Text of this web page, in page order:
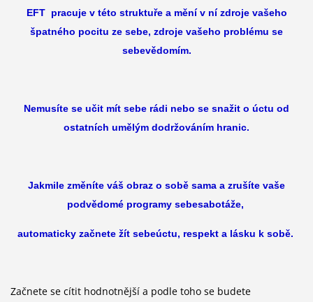
EFT pracuje v této struktuře a mění v ní zdroje vašeho
špatného pocitu ze sebe, zdroje vašeho problému se
sebevědomím.
Nemusíte se učit mít sebe rádi nebo se snažit o úctu od
ostatních umělým dodržováním hranic.
Jakmile změníte váš obraz o sobě sama a zrušíte vaše
podvědomé programy sebesabotáže,
automaticky začnete žít sebeúctu, respekt a lásku k sobě.
Začnete se cítit hodnotnější a podle toho se budete